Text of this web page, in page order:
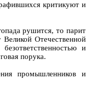
критикуют и
рушится, то парит
Отечественной
и
порука.
промышленников и